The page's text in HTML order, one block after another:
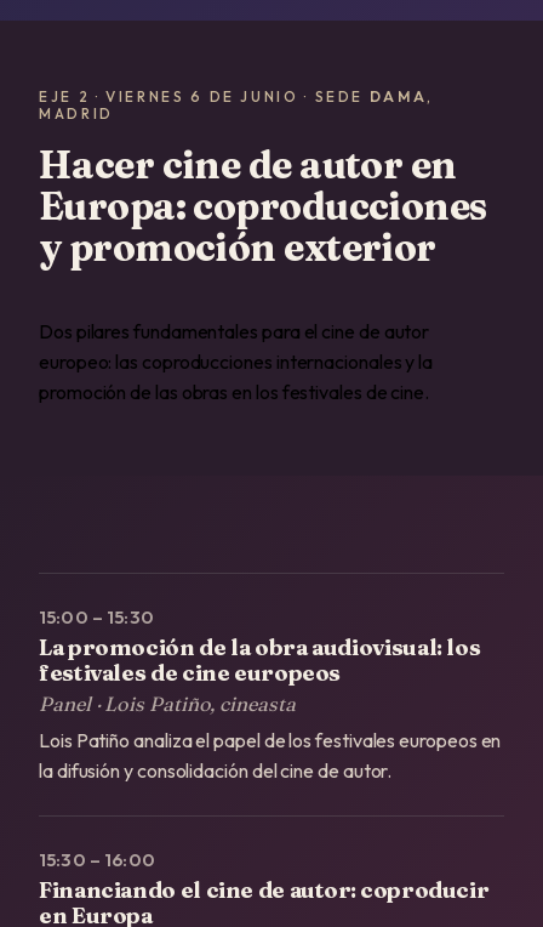
EJE 2 · VIERNES 6 DE JUNIO · SEDE DAMA ,
MADRID
Hacer cine de autor en
Europa: coproducciones
y promoción exterior
Dos pilares fundamentales para el cine de autor
europeo: las coproducciones internacionales y la
promoción de las obras en los festivales de cine.
15:00 – 15:30
La promoción de la obra audiovisual: los
festivales de cine europeos
Panel · Lois Patiño, cineasta
Lois Patiño analiza el papel de los festivales europeos en
la difusión y consolidación del cine de autor.
15:30 – 16:00
Financiando el cine de autor: coproducir
en Europa